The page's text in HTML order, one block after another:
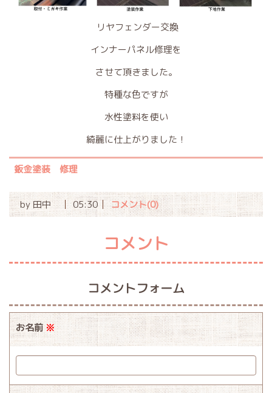
リヤフェンダー交換
インナーパネル修理を
させて頂きました。
特種な色ですが
水性塗料を使い
綺麗に仕上がりました！
鈑金塗装 修理
by田中 05:30 コメント(0)
コメント
コメントフォーム
お名前※